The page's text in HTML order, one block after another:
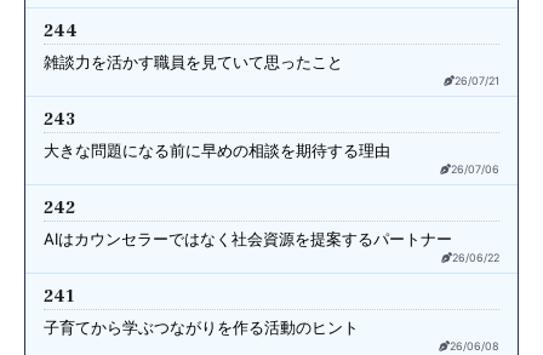
244
雑談力を活かす職員を見ていて思ったこと
26/07/21
243
大きな問題になる前に早めの相談を期待する理由
26/07/06
242
AIはカウンセラーではなく 社会資源を提案するパートナー
26/06/22
241
子育てから学ぶつながりを作る活動のヒント
26/06/08